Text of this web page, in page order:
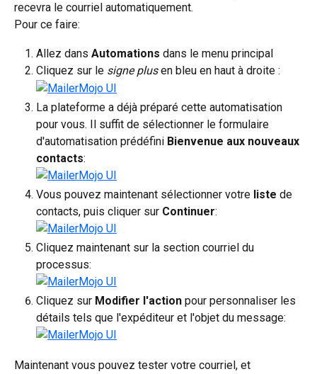
recevra le courriel automatiquement.
Pour ce faire:
Allez dans Automations dans le menu principal
Cliquez sur le signe plus en bleu en haut à droite :
La plateforme a déjà préparé cette automatisation
pour vous. Il suffit de sélectionner le formulaire
d'automatisation prédéfini Bienvenue aux nouveaux
contacts:
Vous pouvez maintenant sélectionner votre liste de
contacts, puis cliquer sur Continuer:
Cliquez maintenant sur la section courriel du
processus:
Cliquez sur Modifier l'action pour personnaliser les
détails tels que l'expéditeur et l'objet du message:
Maintenant vous pouvez tester votre courriel, et